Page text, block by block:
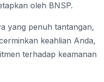
oleh BNSP.
yang penuh tantangan,
keahlian Anda,
terhadap keamanan